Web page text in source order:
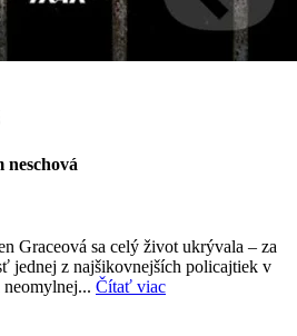
neschová
Graceová sa celý život ukrývala – za
jednej z najšikovnejších policajtiek v
Čítať viac